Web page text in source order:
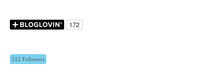
512 Followers